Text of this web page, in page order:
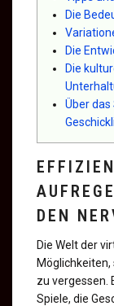
Die
Die
Die
Über das
DEN
Die Welt der
zu vergessen.
Spiele, die